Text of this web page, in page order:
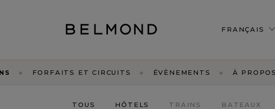
FORFAITS ET CIRCUITS ÉVÈNEMENTS À PROPOS
TOUS HÔTELS TRAINS BATEAUX